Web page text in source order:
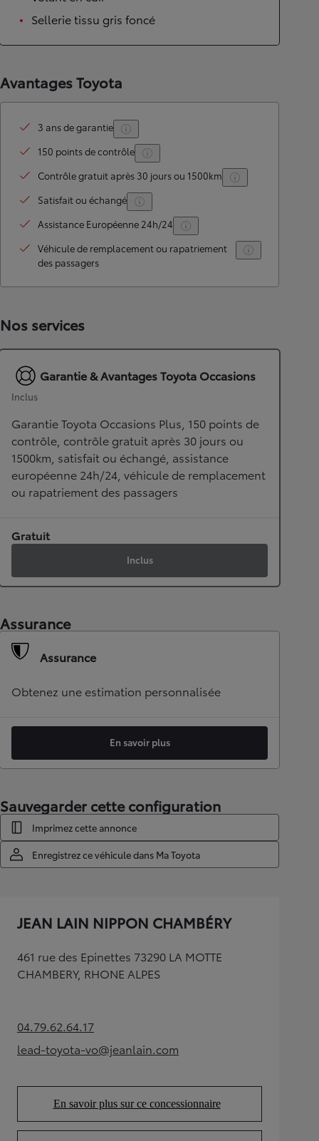
Sellerie tissu gris foncé
Avantages Toyota
3 ans de garantie
150 points de contrôle
Contrôle gratuit après 30 jours ou 1500km
Satisfait ou échangé
Assistance Européenne 24h/24
Véhicule de remplacement ou rapatriement
des passagers
Nos services
Garantie & Avantages Toyota Occasions
Inclus
Garantie Toyota Occasions Plus, 150 points de
contrôle, contrôle gratuit après 30 jours ou
1500km, satisfait ou échangé, assistance
européenne 24h/24, véhicule de remplacement
ou rapatriement des passagers
Gratuit
Inclus
Assurance
Assurance
Obtenez une estimation personnalisée
En savoir plus
Sauvegarder cette configuration
Imprimez cette annonce
Enregistrez ce véhicule dans Ma Toyota
JEAN LAIN NIPPON CHAMBÉRY
461 rue des Epinettes 73290 LA MOTTE
CHAMBERY, RHONE ALPES
04.79.62.64.17(Opens in new tab)
lead-toyota-vo@jeanlain.com
(Opens in new tab)
En savoir plus sur ce concessionnaire
(Opens in new tab)